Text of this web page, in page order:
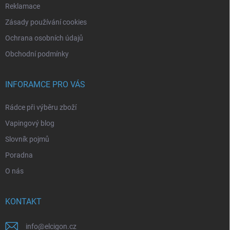
Reklamace
Zásady používání cookies
Ochrana osobních údajů
Obchodní podmínky
INFORAMCE PRO VÁS
Rádce při výběru zboží
Vapingový blog
Slovník pojmů
Poradna
O nás
KONTAKT
info@elcigon.cz